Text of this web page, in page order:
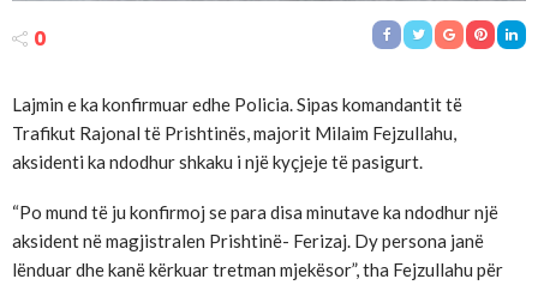
0
Lajmin e ka konfirmuar edhe Policia. Sipas komandantit të
Trafikut Rajonal të Prishtinës, majorit Milaim Fejzullahu,
aksidenti ka ndodhur shkaku i një kyçjeje të pasigurt.
“Po mund të ju konfirmoj se para disa minutave ka ndodhur një
aksident në magjistralen Prishtinë- Ferizaj. Dy persona janë
lënduar dhe kanë kërkuar tretman mjekësor”, tha Fejzullahu për